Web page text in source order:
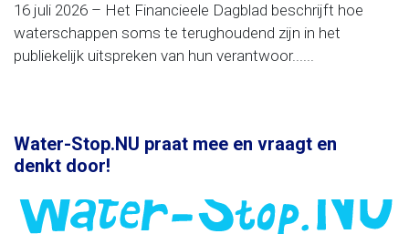
16 juli 2026 – Het Financieele Dagblad beschrijft hoe
waterschappen soms te terughoudend zijn in het
publiekelijk uitspreken van hun verantwoor......
Water-Stop.NU praat mee en vraagt en
denkt door!